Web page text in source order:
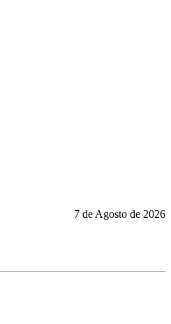
7 de Agosto de 2026